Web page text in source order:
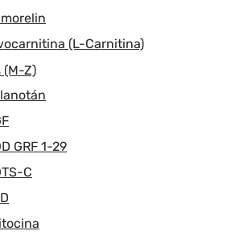
(L-Carnitina)
(M-Z)
GRF 1-29
C